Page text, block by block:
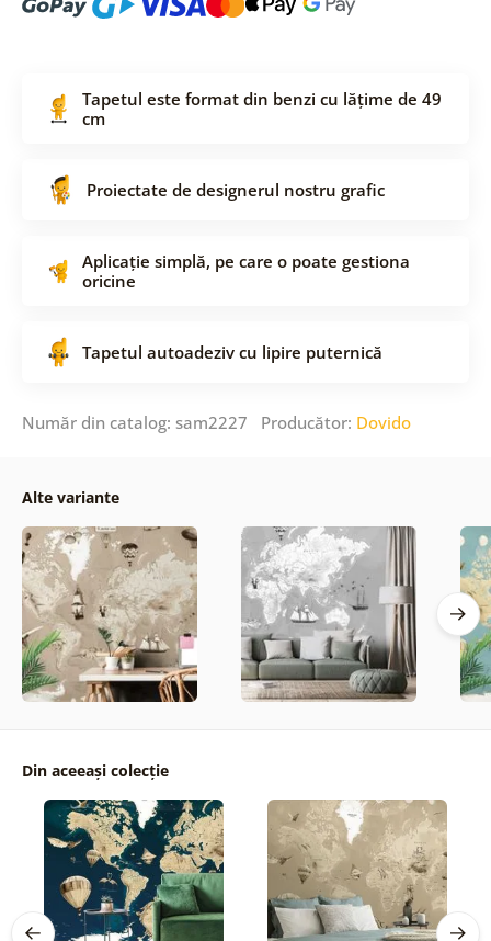
Tapetul este format din benzi cu lățime de 49
cm
Proiectate de designerul nostru grafic
Aplicație simplă, pe care o poate gestiona
oricine
Tapetul autoadeziv cu lipire puternică
Număr din catalog: sam2227 Producător: Dovido
Alte variante
Din aceeași colecție